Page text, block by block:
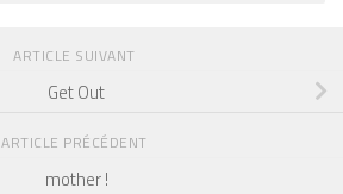
ARTICLE SUIVANT
Get Out
ARTICLE PRÉCÉDENT
mother !